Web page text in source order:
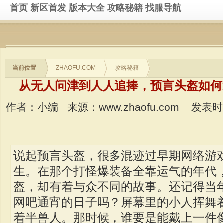
首页 新区首发 版本大全 攻略秘籍 找服导航
当前位置 ZHAOFU.COM 攻略秘籍
从无人问津到人人追捧，预言头盔如
作者：小编 来源：www.zhaofu.com 发表
说起预言头盔，很多混迹过早期网络游
生。在那个打怪爆装备全靠运气的年代
盔，却有着与众不同的故事。还记得当
网吧通宵的日子吗？屏幕里的小人挥舞
着半兽人。那时候，谁要是能戴上一件